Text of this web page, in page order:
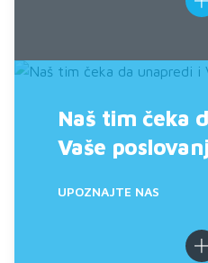
Naš tim čeka
Vaše
UPOZNAJTE NAS